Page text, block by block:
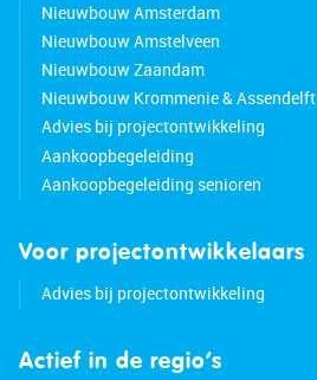
Nieuwbouw Amsterdam
Nieuwbouw Amstelveen
Nieuwbouw Zaandam
Nieuwbouw Krommenie & Assendelft
Advies bij projectontwikkeling
Aankoopbegeleiding
Aankoopbegeleiding senioren
Voor projectontwikkelaars
Advies bij projectontwikkeling
Actief in de regio’s